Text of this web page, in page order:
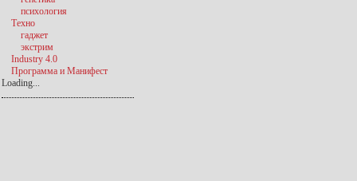
психология
Техно
гаджет
экстрим
Industry 4.0
Программа и Манифест
Loading...